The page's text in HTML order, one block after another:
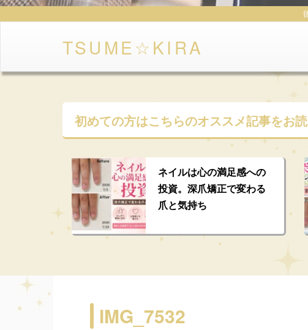
TSUME☆KIRA
初めての方はこちらのオススメ記事をお
ネイルは心の満足感への
投資。深爪矯正で変わる
爪と気持ち
IMG_7532